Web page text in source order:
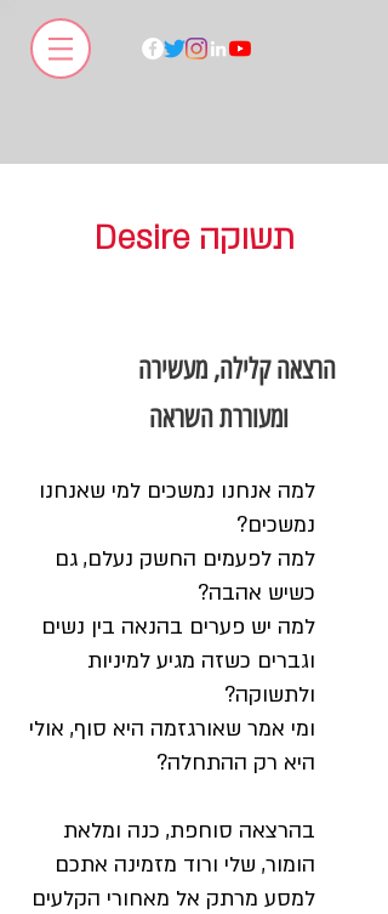
Desire תשוקה
הרצאה קלילה, מעשירה
ומעוררת השראה
למה אנחנו נמשכים למי שאנחנו
נמשכים?
למה לפעמים החשק נעלם, גם
כשיש אהבה?
למה יש פערים בהנאה בין נשים
וגברים כשזה מגיע למיניות
ולתשוקה?
ומי אמר שאורגזמה היא סוף, אולי
היא רק ההתחלה?
בהרצאה סוחפת, כנה ומלאת
הומור, שלי ורוד מזמינה אתכם
למסע מרתק אל מאחורי הקלעים